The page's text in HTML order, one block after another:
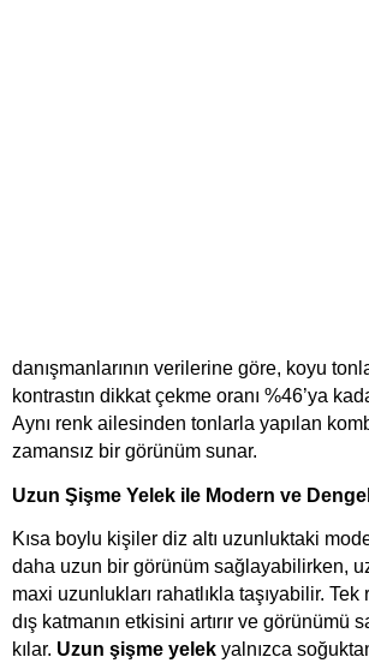
danışmanlarının verilerine göre, koyu
kontrastın dikkat çekme oranı %46’ya
Aynı renk ailesinden tonlarla yapılan
zamansız bir görünüm sunar.
Uzun Şişme Yelek ile Modern ve
Kısa boylu kişiler diz altı uzunluktaki
daha uzun bir görünüm sağlayabilirken,
maxi uzunlukları rahatlıkla taşıyabilir.
dış katmanın etkisini artırır ve görünümü
kılar. Uzun şişme yelek yalnızca